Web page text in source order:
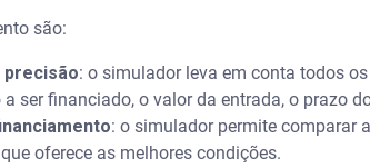
são:
precisão: o simulador leva em conta todos
ser financiado, o valor da entrada, o prazo
: o simulador permite comparar
oferece as melhores condições.